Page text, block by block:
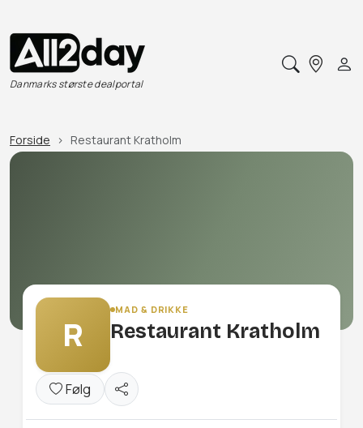
Danmarks største dealportal
Forside Restaurant Kratholm
R
MAD & DRIKKE
Restaurant Kratholm
Følg